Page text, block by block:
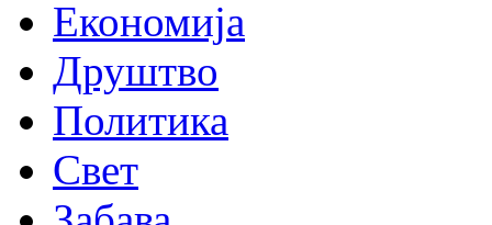
Економија
Друштво
Политика
Свет